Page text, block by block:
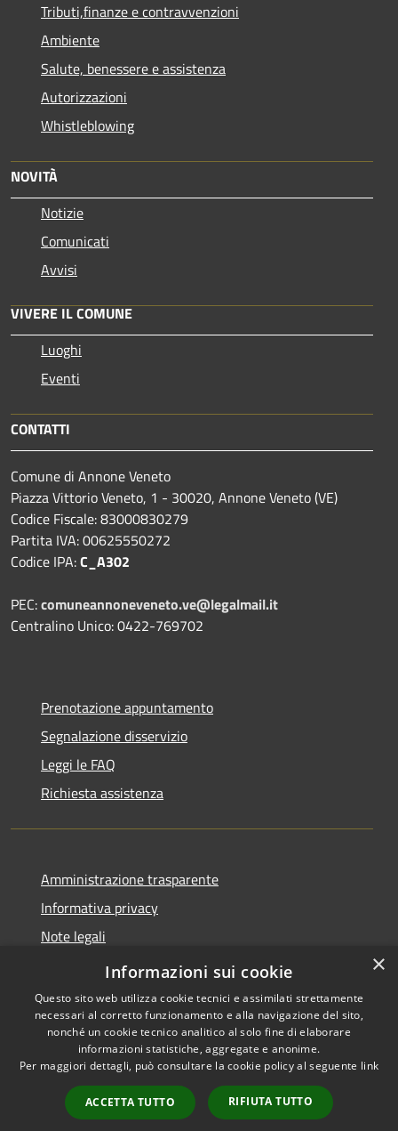
Tributi,finanze e contravvenzioni
Ambiente
Salute, benessere e assistenza
Autorizzazioni
Whistleblowing
NOVITÀ
Notizie
Comunicati
Avvisi
VIVERE IL COMUNE
Luoghi
Eventi
CONTATTI
Comune di Annone Veneto
Piazza Vittorio Veneto, 1 - 30020, Annone Veneto (VE)
Codice Fiscale: 83000830279
Partita IVA: 00625550272
Codice IPA:C_A302
PEC:comuneannoneveneto.ve@legalmail.it
Centralino Unico: 0422-769702
Prenotazione appuntamento
Segnalazione disservizio
Leggi le FAQ
Richiesta assistenza
Amministrazione trasparente
Informativa privacy
Note legali
Dichiarazione di accessibilità
Accessibilità
Copyright © 2020 •
Comune di Annone Veneto
• Powered byMunicipium
•Accesso redazione
×
Informazioni sui cookie
Questo sito web utilizza cookie tecnici e assimilati strettamente
necessari al corretto funzionamento e alla navigazione del sito,
nonché un cookie tecnico analitico al solo fine di elaborare
informazioni statistiche, aggregate e anonime.
Per maggiori dettagli, può consultare la cookie policy al seguente link
ACCETTA TUTTO RIFIUTA TUTTO